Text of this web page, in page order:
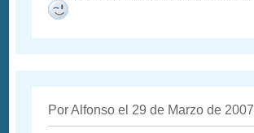
Por Alfonso el 29 de Marzo de 2007